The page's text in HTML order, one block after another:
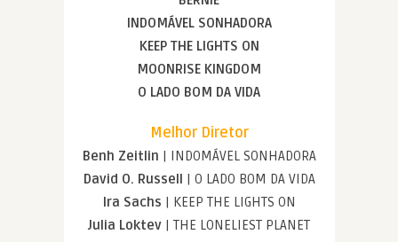
INDOMÁVEL SONHADORA
KEEP THE LIGHTS ON
MOONRISE KINGDOM
O LADO BOM DA VIDA
Melhor Diretor
Benh Zeitlin | INDOMÁVEL SONHADORA
David O. Russell | O LADO BOM DA VIDA
Ira Sachs | KEEP THE LIGHTS ON
Julia Loktev | THE LONELIEST PLANET